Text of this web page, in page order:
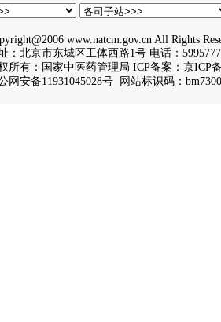
www.natcm.gov.cn All Rights
：北京市东城区工体西路1号 电话：
所有：国家中医药管理局 ICP备案： 京ICP
网安备11931045028号 网站标识码：